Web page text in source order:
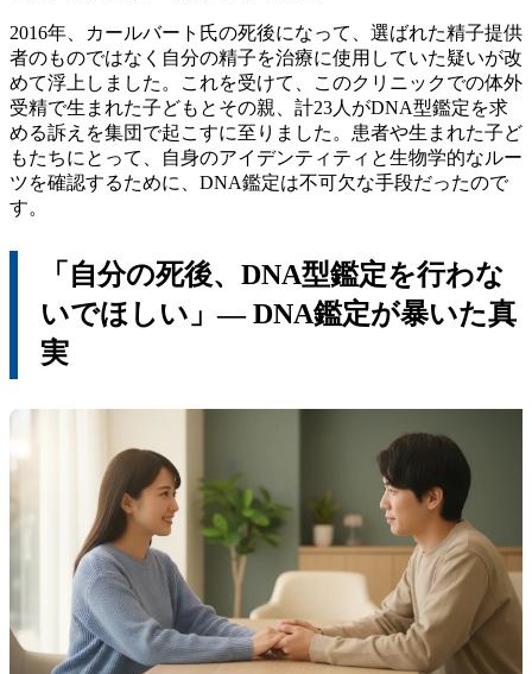
2016年、カールバート氏の死後になって、選ばれた精子提供
者のものではなく自分の精子を治療に使用していた疑いが改
めて浮上しました。これを受けて、このクリニックでの体外
受精で生まれた子どもとその親、計23人がDNA型鑑定を求
める訴えを集団で起こすに至りました。患者や生まれた子ど
もたちにとって、自身のアイデンティティと生物学的なルー
ツを確認するために、DNA鑑定は不可欠な手段だったので
す。
「自分の死後、DNA型鑑定を行わな
いでほしい」― DNA鑑定が暴いた真
実